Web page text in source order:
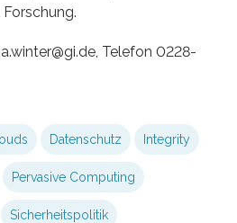
Telefon 0228-
Datenschutz Integrity
Pervasive Computing
Sicherheitspolitik